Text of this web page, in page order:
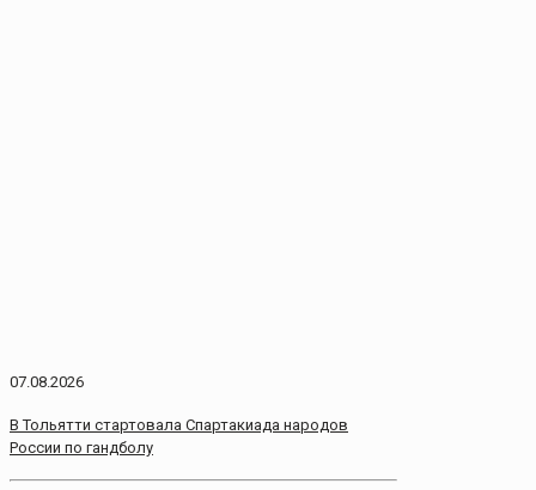
07.08.2026
В Тольятти стартовала Спартакиада народов
России по гандболу